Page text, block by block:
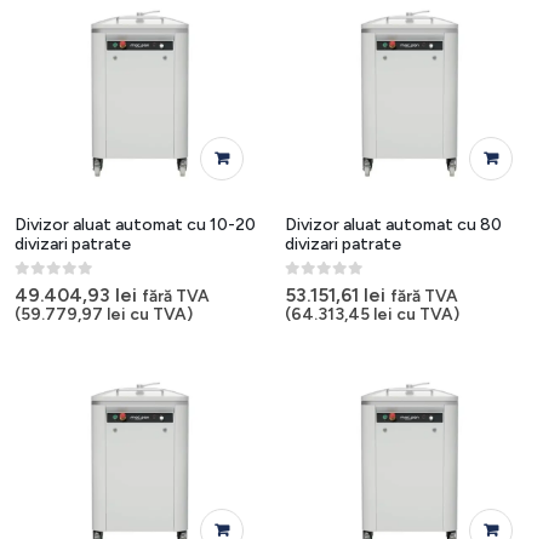
Divizor aluat automat cu 10-20
divizari patrate
0out of 5
49.404,93 lei fără TVA
(59.779,97 lei cu TVA)
Divizor aluat automat cu 80
divizari patrate
0out of 5
53.151,61 lei fără TVA
(64.313,45 lei cu TVA)